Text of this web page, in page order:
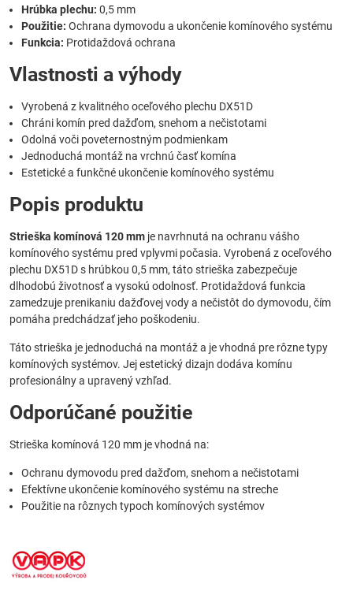
Hrúbka plechu: 0,5 mm
Použitie: Ochrana dymovodu a ukončenie komínového systému
Funkcia: Protidaždová ochrana
Vlastnosti a výhody
Vyrobená z kvalitného oceľového plechu DX51D
Chráni komín pred dažďom, snehom a nečistotami
Odolná voči poveternostným podmienkam
Jednoduchá montáž na vrchnú časť komína
Estetické a funkčné ukončenie komínového systému
Popis produktu
Strieška komínová 120 mm je navrhnutá na ochranu vášho
komínového systému pred vplyvmi počasia. Vyrobená z oceľového
plechu DX51D s hrúbkou 0,5 mm, táto strieška zabezpečuje
dlhodobú životnosť a vysokú odolnosť. Protidaždová funkcia
zamedzuje prenikaniu dažďovej vody a nečistôt do dymovodu, čím
pomáha predchádzať jeho poškodeniu.
Táto strieška je jednoduchá na montáž a je vhodná pre rôzne typy
komínových systémov. Jej estetický dizajn dodáva komínu
profesionálny a upravený vzhľad.
Odporúčané použitie
Strieška komínová 120 mm je vhodná na:
Ochranu dymovodu pred dažďom, snehom a nečistotami
Efektívne ukončenie komínového systému na streche
Použitie na rôznych typoch komínových systémov